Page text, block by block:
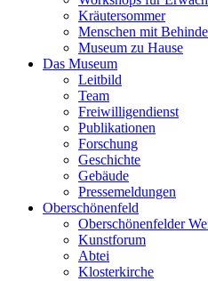
Kräutersommer
Menschen mit
Museum zu Hause
Das Museum
Leitbild
Team
Freiwilligendienst
Publikationen
Forschung
Geschichte
Gebäude
Pressemeldungen
Oberschönenfeld
Oberschönenfelder
Kunstforum
Abtei
Klosterkirche